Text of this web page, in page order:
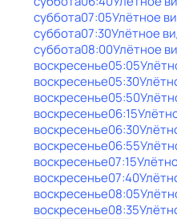
суббота07:05Улётное
суббота07:30Улётное
суббота08:00Улётное
воскресенье05:05
воскресенье05:30
воскресенье05:50
воскресенье06:15
воскресенье06:30
воскресенье06:55
воскресенье07:15
воскресенье07:40
воскресенье08:05
воскресенье08:35